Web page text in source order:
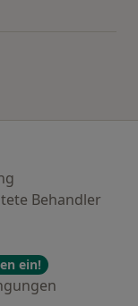
Behandler
ein!